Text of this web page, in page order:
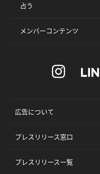
占う
メンバーコンテンツ
広告について
プレスリリース窓口
プレスリリース一覧